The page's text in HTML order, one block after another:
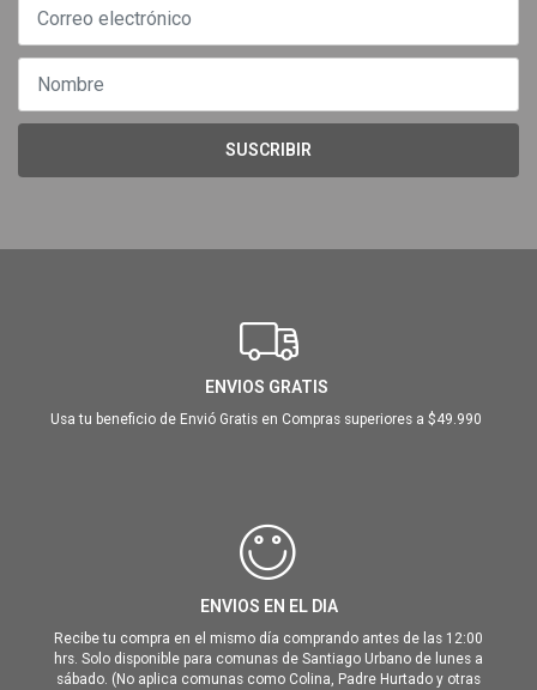
SUSCRIBIR
ENVIOS GRATIS
Usa tu beneficio de Envió Gratis en Compras superiores a $49.990
ENVIOS EN EL DIA
Recibe tu compra en el mismo día comprando antes de las 12:00
hrs. Solo disponible para comunas de Santiago Urbano de lunes a
sábado. (No aplica comunas como Colina, Padre Hurtado y otras